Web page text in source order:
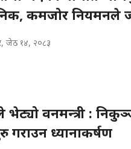
कमजोर नियमनले
जेठ १४, २०८३
भेट्यो वनमन्त्री :
गराउन ध्यानाकर्षण